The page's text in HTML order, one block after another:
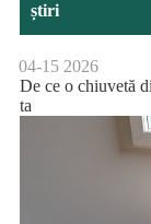
știri
04-15 2026
De ce o chiuvetă
ta